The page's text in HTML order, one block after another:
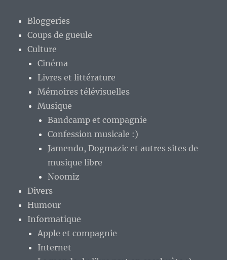
Bloggeries
Coups de gueule
Culture
Cinéma
Livres et littérature
Mémoires télévisuelles
Musique
Bandcamp et compagnie
Confession musicale :)
Jamendo, Dogmazic et autres sites de
musique libre
Noomiz
Divers
Humour
Informatique
Apple et compagnie
Internet